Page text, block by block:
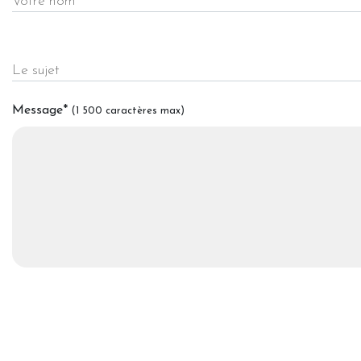
Le sujet
Message* (1 500 caractères max)